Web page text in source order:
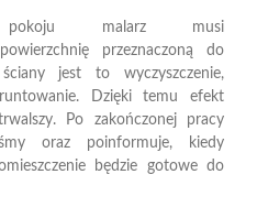
pokoju malarz musi
przeznaczoną do
jest to wyczyszczenie,
Dzięki temu efekt
Po zakończonej pracy
oraz poinformuje, kiedy
będzie gotowe do